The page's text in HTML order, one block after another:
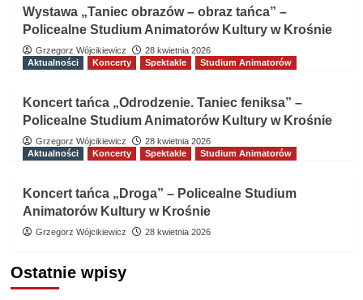
Wystawa „Taniec obrazów – obraz tańca” –
Policealne Studium Animatorów Kultury w Krośnie
Grzegorz Wójcikiewicz
28 kwietnia 2026
Aktualności
Koncerty Spektakle Studium Animatorów
Koncert tańca „Odrodzenie. Taniec feniksa” –
Policealne Studium Animatorów Kultury w Krośnie
Grzegorz Wójcikiewicz
28 kwietnia 2026
Aktualności
Koncerty Spektakle Studium Animatorów
Koncert tańca „Droga” – Policealne Studium
Animatorów Kultury w Krośnie
Grzegorz Wójcikiewicz 28 kwietnia 2026
Ostatnie wpisy